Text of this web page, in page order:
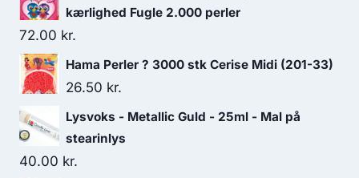
kærlighed Fugle 2.000 perler
72.00 kr.
Hama Perler ? 3000 stk Cerise Midi (201-33)
26.50 kr.
Lysvoks - Metallic Guld - 25ml - Mal på
stearinlys
40.00 kr.